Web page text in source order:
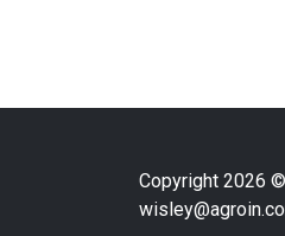
Copyright 2026